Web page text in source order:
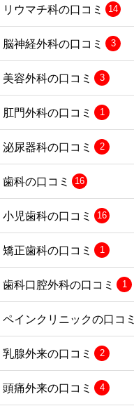
リウマチ科の口コミ 14
脳神経外科の口コミ 3
美容外科の口コミ 3
肛門外科の口コミ 1
泌尿器科の口コミ 2
歯科の口コミ 16
小児歯科の口コミ 16
矯正歯科の口コミ 1
歯科口腔外科の口コミ 1
ペインクリニックの口コミ
乳腺外来の口コミ 2
頭痛外来の口コミ 4